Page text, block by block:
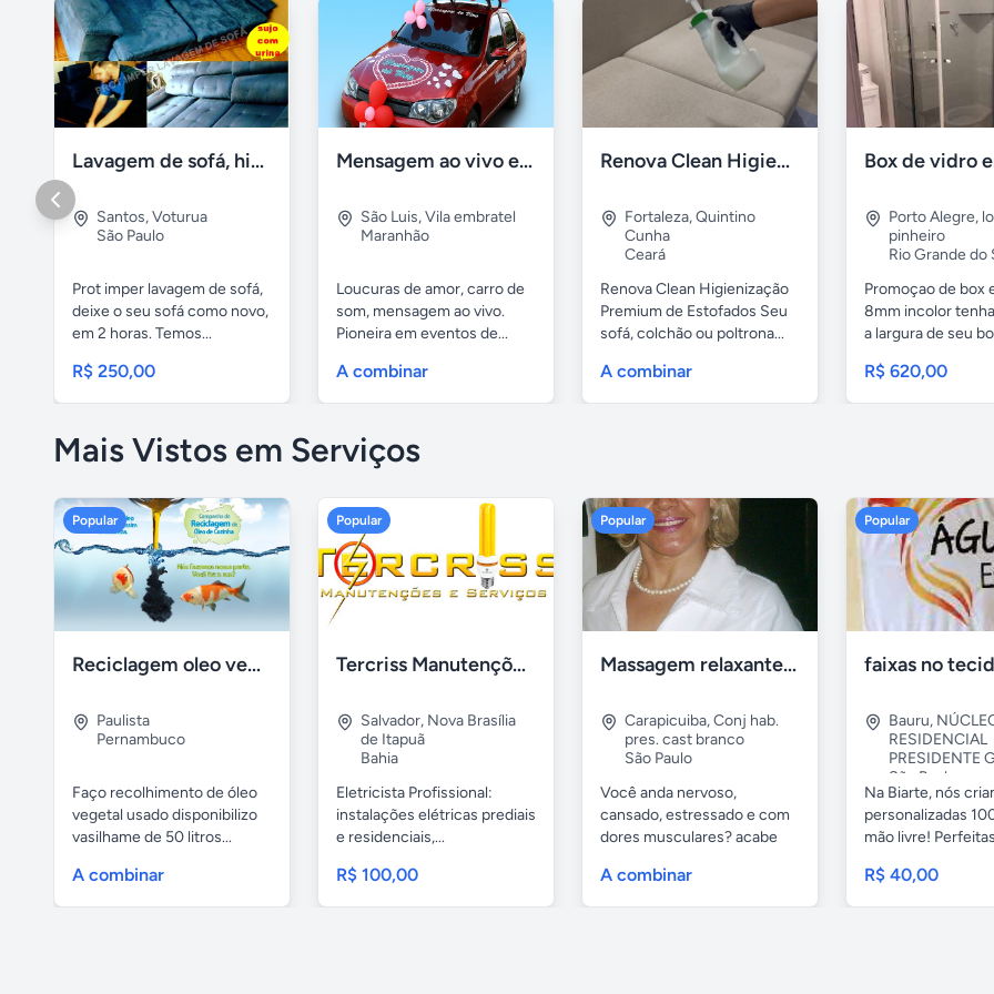
Lavagem de sofá, higienização sofá, Impermeabilização
Santos,Voturua
São Paulo
Prot imper lavagem de sofá,
deixe o seu sofá como novo,
em 2 horas. Temos...
R$ 250,00
Mensagem ao vivo em carro de som
São Luis,Vila embratel
Maranhão
Loucuras de amor, carro de
som, mensagem ao vivo.
Pioneira em eventos de...
A combinar
Renova Clean Higienização Premium de Estofados
Fortaleza,Quintino
Cunha
Ceará
Renova Clean Higienização
Premium de Estofados Seu
sofá, colchão ou poltrona...
A combinar
Porto Alegre,
pinheiro
Rio Grande do
Promoçao de box
8mm incolor
a largura de seu
R$ 620,00
Mais Vistos em Serviços
Popular
Reciclagem oleo vegetal
Paulista
Pernambuco
Faço recolhimento de óleo
vegetal usado disponibilizo
vasilhame de 50 litros...
A combinar
Popular
Tercriss Manutenções e Serviços
Salvador, Nova Brasília
de Itapuã
Bahia
Eletricista Profissional:
instalações elétricas prediais
e residenciais,...
R$ 100,00
Popular
Massagem relaxante- terapeutica e depilação
Carapicuiba,Conj hab.
pres. cast branco
São Paulo
Você anda nervoso,
cansado, estressado e com
dores musculares? acabe
A combinar
Popular
Bauru,
RESIDENCIAL
PRESIDENTE
São Paulo
Na Biarte, nós
personalizadas
mão livre!
R$ 40,00